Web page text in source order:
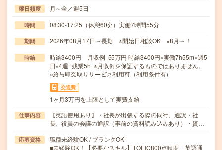
曜日頻度 月～金／週5日
時間 08:30-17:25（休憩60分）実働7時間55分
期間 2026年08月17日～長期 ※開始日相談OK ※8月～！
時給
時給3400円 月収例 55万円 時給3400円×実働7h55m×週5
日×4週+残業5h ※月収例を保証するものではありません。
※給与即受取りサービス利用可（利用条件有）
交通費
1ヶ月3万円を上限として実費支給
仕事内容
【英語使用あり】・社長が出張する際の同行、通訳・社
長、役員の会議の通訳（事前の資料読み込みあり）・資…
応募資格
職種未経験OK / ブランクOK
■未経験OK！【必要なスキル】TOEIC800点程度、英語通